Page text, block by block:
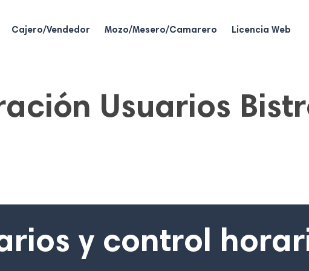
Cajero/Vendedor Mozo/Mesero/Camarero Licencia Web
Usuarios
y control